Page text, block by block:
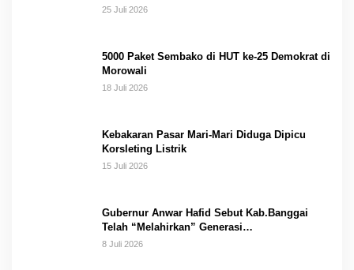
Gantung Masungkang dengan Dana Pribadi
25 Juli 2026
5000 Paket Sembako di HUT ke-25 Demokrat di
Morowali
18 Juli 2026
Kebakaran Pasar Mari-Mari Diduga Dipicu
Korsleting Listrik
15 Juli 2026
Gubernur Anwar Hafid Sebut Kab.Banggai
Telah “Melahirkan” Generasi…
8 Juli 2026